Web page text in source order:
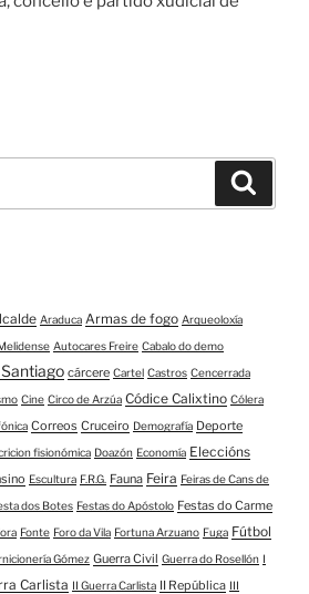
Araduca Armas de fogo Arqueoloxía
Autocares Freire Cabalo do demo
cárcere Cartel Castros Cencerrada
Cine Circo de Arzúa Códice Calixtino Cólera
Correos Cruceiro Demografía Deporte
fisionómica Doazón Economía Eleccións
Escultura F.R.G. Fauna Feira Feiras de Cans de
dos Botes Festas do Apóstolo Festas do Carme
Fonte Foro da Vila Fortuna Arzuano Fuga Fútbol
Gómez Guerra Civil Guerra do Rosellón I
Carlista II Guerra Carlista II República III